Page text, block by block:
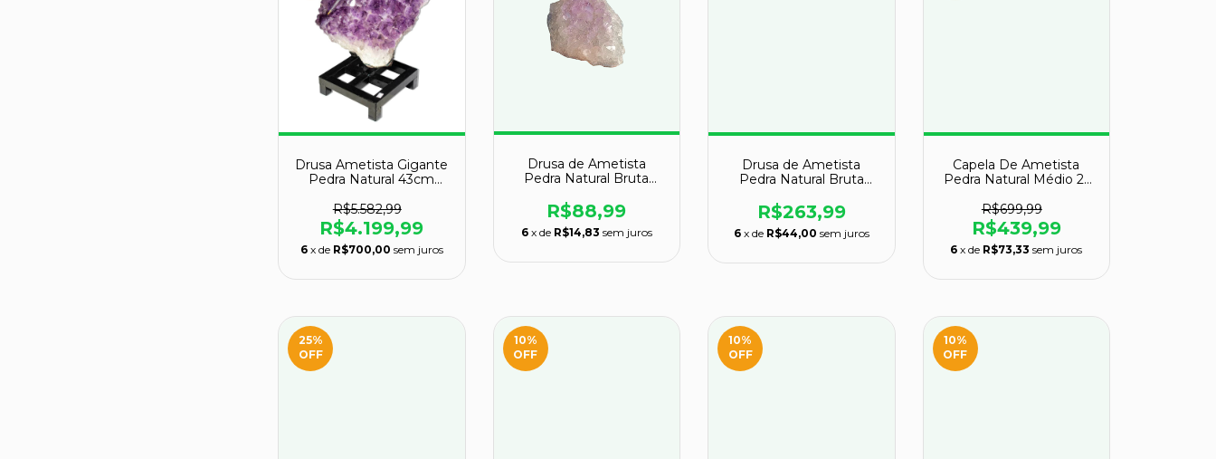
Drusa Ametista Gigante
Pedra Natural 43cm
R$5.582,99
R$4.199,99
6 x de R$700,00 sem juros
Drusa de Ametista
Pedra Natural Bruta
R$88,99
6 x de R$14,83 sem juros
Drusa de Ametista
Pedra Natural Bruta
R$263,99
6 x de R$44,00 sem juros
Capela De Ametista
Pedra Natural Médio 21
R$699,99
R$439,99
6 x de R$73,33 sem juros
25%
OFF
10%
OFF
10%
OFF
10%
OFF